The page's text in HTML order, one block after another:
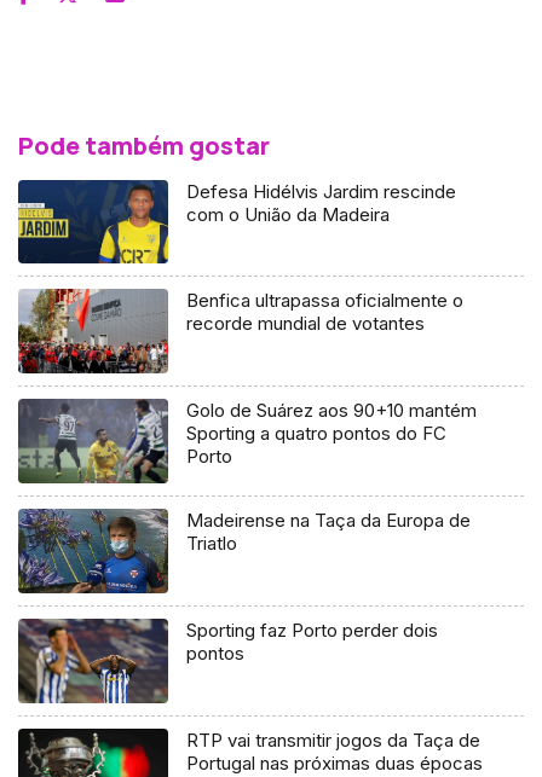
Pode também gostar
Defesa Hidélvis Jardim rescinde
com o União da Madeira
Benfica ultrapassa oficialmente o
recorde mundial de votantes
Golo de Suárez aos 90+10 mantém
Sporting a quatro pontos do FC
Porto
Madeirense na Taça da Europa de
Triatlo
Sporting faz Porto perder dois
pontos
RTP vai transmitir jogos da Taça de
Portugal nas próximas duas épocas